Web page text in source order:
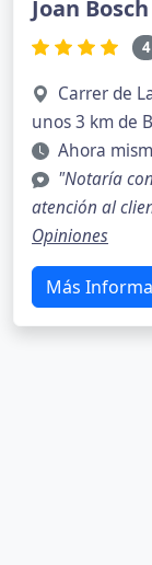
Joan
4
Carrer de
unos 3 km de
Ahora
"Notaría
atención al
Opiniones
Más